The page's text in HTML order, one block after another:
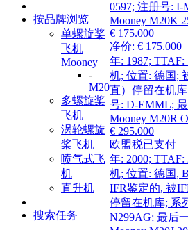
按品牌浏览
单螺旋桨
飞机
Mooney
-
M20
多螺旋桨
飞机
涡轮螺旋
桨飞机
喷气式飞
机
直升机
搜索任务
0597; 注册号: I-
Mooney M20K
€ 175.000
净价: € 175.000
年: 1987;
机; 位置: 德国;
直）停留在机
号: D-EMML;
Mooney M20R
€ 295.000
欧盟税已支付
年: 2000;
机; 位置: 德国,
IFR鉴定的, 被
停留在机库; 系
N299AG; 最后